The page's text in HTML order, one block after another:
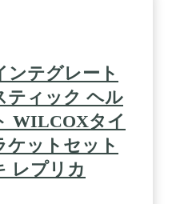
ンテグレート
ティック ヘル
WILCOXタイ
ケットセット
レプリカ